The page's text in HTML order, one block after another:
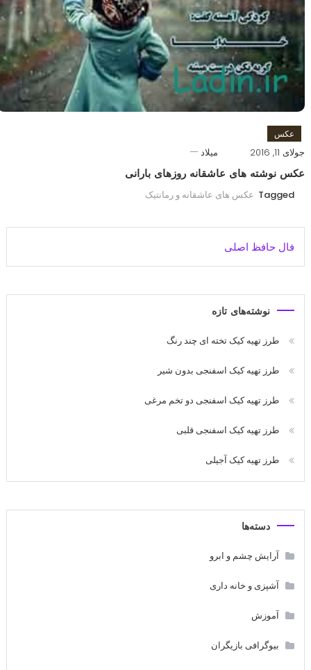
عکس
جولای 11, 2016 میلاد
عکس نوشته های عاشقانه روزهای بارانی
Tagged عکس های عاشقانه و رمانتیک
فال حافظ اصلی
نوشته‌های تازه
طرز تهیه کیک تخته ای چند رنگ
طرز تهیه کیک اسفنجی بدون شیر
طرز تهیه کیک اسفنجی دو تخم مرغی
طرز تهیه کیک اسفنجی قلبی
طرز تهیه کیک آجیلی
دسته‌ها
آرایش چشم و ابرو
آشپزی و خانه داری
آموزش
بیوگرافی بازیگران